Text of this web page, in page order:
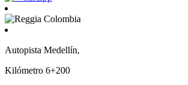
Autopista Medellín,
Kilómetro 6+200